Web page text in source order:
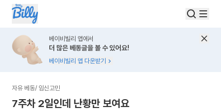
베이비빌리 앱에서
더 많은 베동글을 볼 수 있어요!
베이비빌리 앱 다운받기
자유 베동/ 임신고민
7주차 2일인데 난황만 보여요